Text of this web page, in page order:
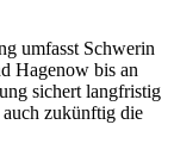
umfasst Schwerin
Hagenow bis an
sichert langfristig
auch zukünftig die